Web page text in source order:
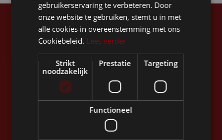
Restez à jour
gebruikerservaring te verbeteren. Door
onze website te gebruiken, stemt u in met
alle cookies in overeenstemming met ons
Cookiebeleid. Lees verder
Strikt
noodzakelijk
Prestatie Targeting
Functioneel